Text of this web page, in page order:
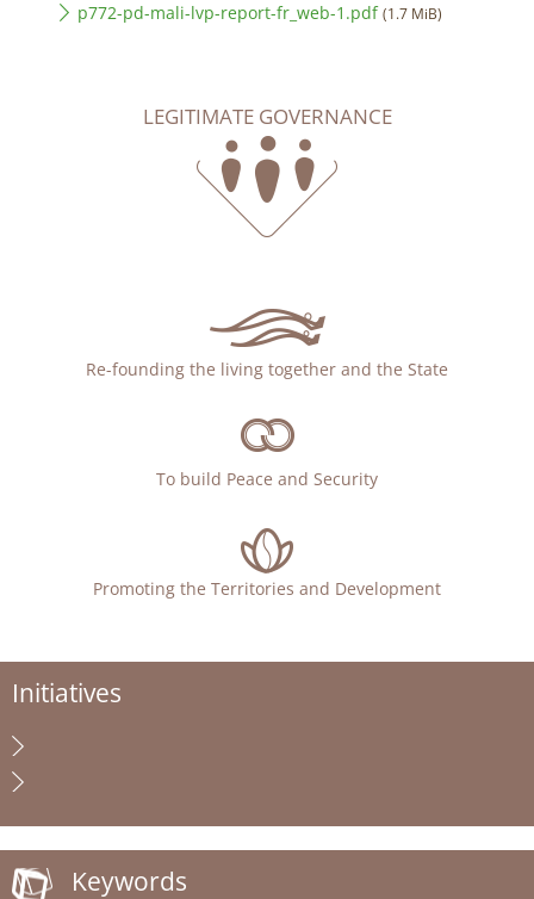
p772-pd-mali-lvp-report-fr_web-1.pdf (1.7 MiB)
LEGITIMATE GOVERNANCE
Re-founding the living together and the State
To build Peace and Security
Promoting the Territories and Development
Initiatives
Keywords